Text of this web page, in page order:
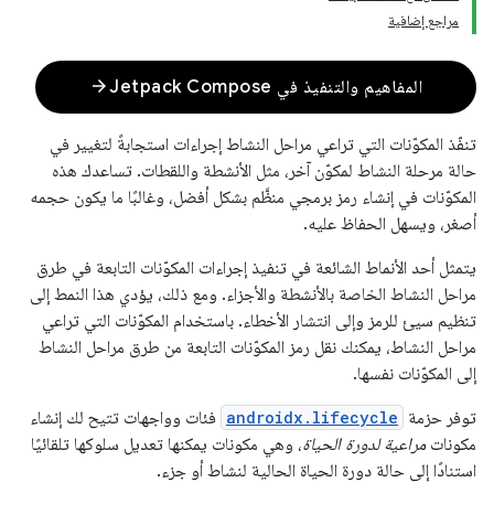
مراجع إضافية
المفاهيم والتنفيذ في Jetpack Compose arrow_forward
تنفّذ المكوّنات التي تراعي مراحل النشاط إجراءات استجابةً لتغيير في
حالة مرحلة النشاط لمكوّن آخر، مثل الأنشطة واللقطات. تساعدك هذه
المكوّنات في إنشاء رمز برمجي منظَّم بشكل أفضل، وغالبًا ما يكون حجمه
أصغر، ويسهل الحفاظ عليه.
يتمثل أحد الأنماط الشائعة في تنفيذ إجراءات المكوّنات التابعة في طرق
مراحل النشاط الخاصة بالأنشطة والأجزاء. ومع ذلك، يؤدي هذا النمط إلى
تنظيم سيئ للرمز وإلى انتشار الأخطاء. باستخدام المكوّنات التي تراعي
مراحل النشاط، يمكنك نقل رمز المكوّنات التابعة من طرق مراحل النشاط
إلى المكوّنات نفسها.
توفر حزمة androidx.lifecycle فئات وواجهات تتيح لك إنشاء
مكونات مراعية لدورة الحياة، وهي مكونات يمكنها تعديل سلوكها تلقائيًا
استنادًا إلى حالة دورة الحياة الحالية لنشاط أو جزء.